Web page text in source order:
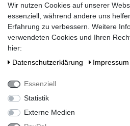
Widerrufsrecht
Impressum
AGB
Vertrag widerrufen
Sie haben noch eine Frage?
loeschwassertank@braun-gmbh.eu
Wir nutzen Cookies auf unserer
essenziell, während andere uns
Erfahrung zu verbessern. Weitere
verwendeten Cookies und Ihren
hier:
Daten­schutz­erklärung
Impressum
Essenziell
Statistik
Externe Medien